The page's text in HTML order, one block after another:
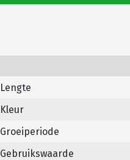
Lengte
Kleur
Groeiperiode
Gebruikswaarde